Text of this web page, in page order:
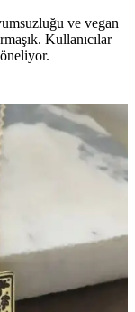
ve vegan
Kullanıcılar